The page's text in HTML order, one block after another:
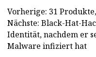
Vorherige: 31
Nächste: Black-Hat-
Identität, nachdem er
Malware infiziert hat